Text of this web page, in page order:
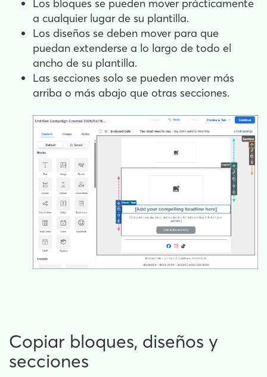
Los bloques se pueden mover prácticamente
a cualquier lugar de su plantilla.
Los diseños se deben mover para que
puedan extenderse a lo largo de todo el
ancho de su plantilla.
Las secciones solo se pueden mover más
arriba o más abajo que otras secciones.
Copiar bloques, diseños y
secciones